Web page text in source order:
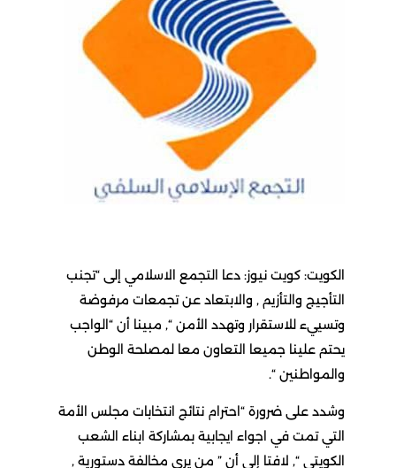
الكويت: كويت نيوز: دعا التجمع الاسلامي إلى “تجنب
التأجيج والتأزيم , والابتعاد عن تجمعات مرفوضة
وتسييء للاستقرار وتهدد الأمن “, مبينا أن “الواجب
يحتم علينا جميعا التعاون معا لمصلحة الوطن
والمواطنين “.
وشدد على ضرورة “احترام نتائج انتخابات مجلس الأمة
التي تمت في اجواء ايجابية بمشاركة ابناء الشعب
الكويتي “, لافتا إلى أن ” من يرى مخالفة دستورية ,